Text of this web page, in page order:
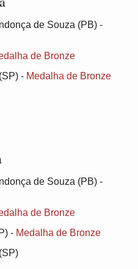
de Souza (PB) -
de Bronze
- Medalha de Bronze
de Souza (PB) -
de Bronze
- Medalha de Bronze